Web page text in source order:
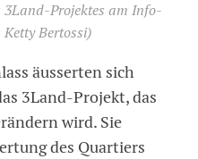
3Land-Projektes am Info-
Bertossi)
äusserten sich
3Land-Projekt, das
wird. Sie
des Quartiers